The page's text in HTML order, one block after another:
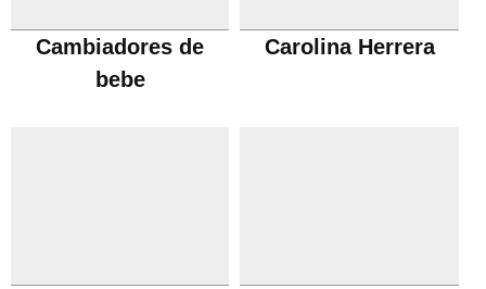
Cambiadores de
bebe
Carolina Herrera